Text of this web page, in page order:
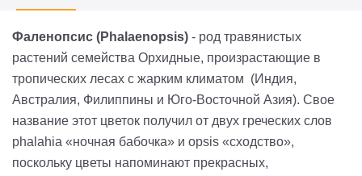
Фаленопсис (Phalaenopsis) - род травянистых
растений семейства Орхидные, произрастающие в
тропических лесах с жарким климатом (Индия,
Австралия, Филиппины и Юго-Восточной Азия). Свое
название этот цветок получил от двух греческих слов
phalahia «ночная бабочка» и opsis «сходство»,
поскольку цветы напоминают прекрасных,